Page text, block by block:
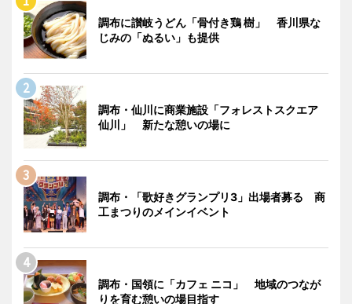
調布に讃岐うどん「骨付き鶏 樹」 香川県な
じみの「ぬるい」も提供
調布・仙川に商業施設「フォレストスクエア
仙川」 新たな憩いの場に
調布・「歌好きグランプリ3」出場者募る 商
工まつりのメインイベント
調布・国領に「カフェ ニコ」 地域のつなが
りを育む憩いの場目指す